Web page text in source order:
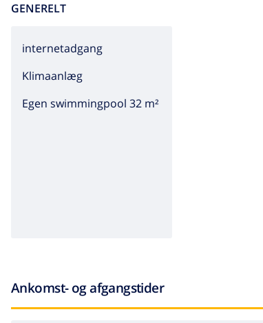
GENERELT
internetadgang
Klimaanlæg
Egen swimmingpool 32 m²
Ankomst- og afgangstider